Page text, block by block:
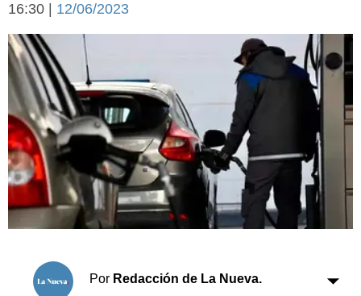
Cines
Economía y campo
Economía y finanzas
Con el campo
Espacio empresas
Sociedad y tiempo
libre
Sociedad
Tecnología
Turismo
Salud
Es viral
Cartón Lleno
Fúnebres
16:30 | 12/06/2023
Por Redacción de La Nueva.